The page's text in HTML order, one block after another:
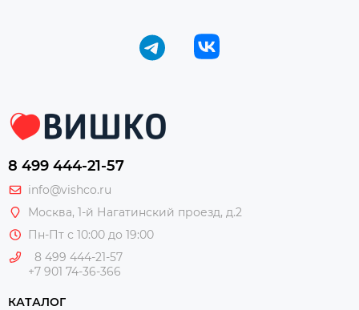
8 499 444-21-57
info@vishco.ru
Москва, 1-й Нагатинский проезд, д.2
Пн-Пт с 10:00 до 19:00
8 499 444-21-57
+7 901 74-36-366
КАТАЛОГ